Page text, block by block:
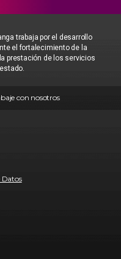
trabaja por el desarrollo
el fortalecimiento de la
prestación de los servicios
con nosotros
Datos